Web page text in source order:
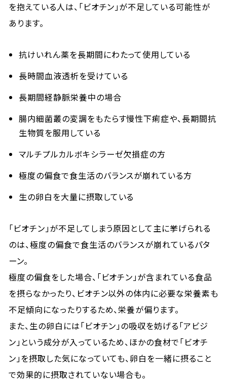
を抱えている人は、「ビオチン」が不足している可能性が
あります。
抗けいれん薬を長期間にわたって使用している
長時間血液透析を受けている
長期間経静脈栄養中の場合
腸内細菌叢の変調をもたらす慢性下痢症や、長期間抗
生物質を服用している
マルチプルカルボキシラーゼ欠損症の方
極度の偏食で食生活のバランスが崩れている方
生の卵白を大量に摂取している
「ビオチン」が不足してしまう原因として主に挙げられる
のは、極度の偏食で食生活のバランスが崩れているパタ
ーン。
極度の偏食をした場合、「ビオチン」が含まれている食品
を摂らなかったり、ビオチン以外の体内に必要な栄養素も
不足傾向になったりするため、栄養が偏ります。
また、生の卵白には「ビオチン」の吸収を妨げる「アビジ
ン」という成分が入っているため、ほかの食材で「ビオチ
ン」を摂取した気になっていても、卵白を一緒に摂ること
で効果的に摂取されていない場合も。